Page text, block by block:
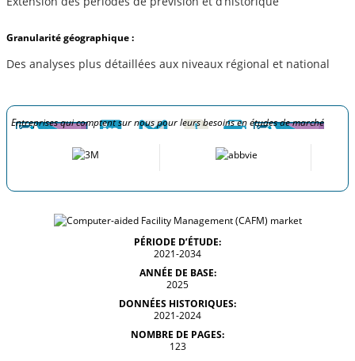
Granularité géographique :
Des analyses plus détaillées aux niveaux régional et national
Entreprises qui comptent sur nous pour leurs besoins en études de marché
PÉRIODE D’ÉTUDE:
2021-2034
ANNÉE DE BASE:
2025
DONNÉES HISTORIQUES:
2021-2024
NOMBRE DE PAGES:
123